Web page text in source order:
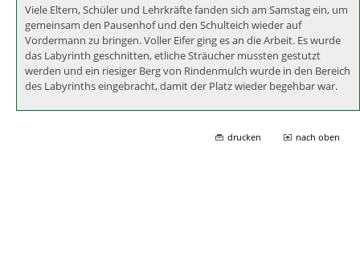
Viele Eltern, Schüler und Lehrkräfte fanden sich am Samstag ein, um
gemeinsam den Pausenhof und den Schulteich wieder auf
Vordermann zu bringen. Voller Eifer ging es an die Arbeit. Es wurde
das Labyrinth geschnitten, etliche Sträucher mussten gestutzt
werden und ein riesiger Berg von Rindenmulch wurde in den Bereich
des Labyrinths eingebracht, damit der Platz wieder begehbar war.
drucken nach oben